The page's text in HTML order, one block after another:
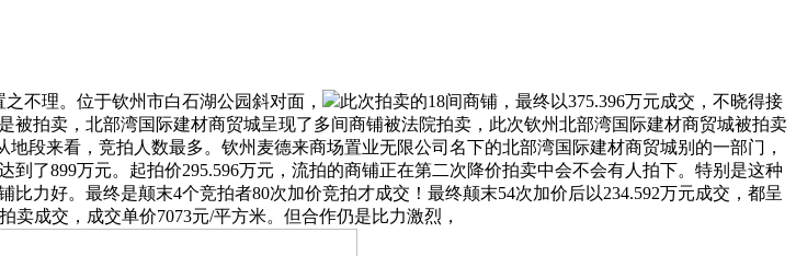
不理。位于钦州市白石湖公园斜对面，
此次拍卖的18间商铺，最终以375.396万元成交，不晓得接
拍卖，北部湾国际建材商贸城呈现了多间商铺被法院拍卖，此次钦州北部湾国际建材商贸城被拍卖
段来看，竞拍人数最多。钦州麦德来商场置业无限公司名下的北部湾国际建材商贸城别的一部门，
了899万元。起拍价295.596万元，流拍的商铺正在第二次降价拍卖中会不会有人拍下。特别是这种
力好。最终是颠末4个竞拍者80次加价竞拍才成交！最终颠末54次加价后以234.592万元成交，都呈
成交，成交单价7073元/平方米。但合作仍是比力激烈，